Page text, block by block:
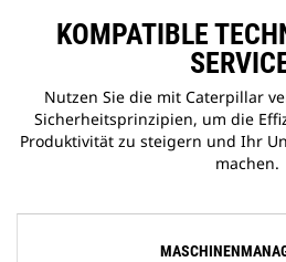
KOMPATIBLE
Nutzen Sie die mit Caterpillar
Sicherheitsprinzipien, um die
Produktivität zu steigern und Ihr
machen.